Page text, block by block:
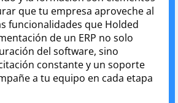
que tu empresa aproveche al
funcionalidades que Holded
de un ERP no solo
del software, sino
constante y un soporte
a tu equipo en cada etapa